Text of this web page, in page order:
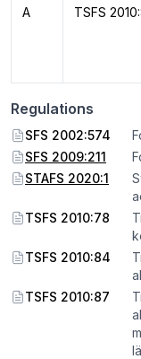
A TSFS
Regulations
SFS 2002:574
SFS 2009:211
STAFS 2020:1
TSFS 2010:78
TSFS 2010:84
TSFS 2010:87